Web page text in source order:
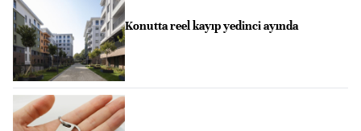
Konutta reel kayıp yedinci ayında